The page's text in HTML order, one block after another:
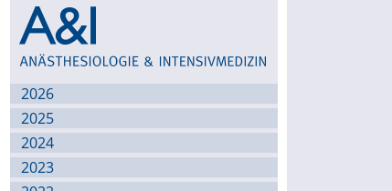
Archiv
2026
2025
2024
2023